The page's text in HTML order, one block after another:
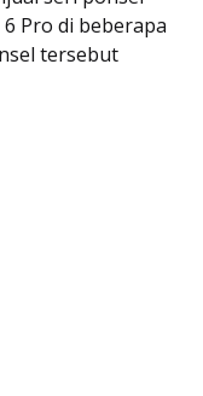
Pro di beberapa
tersebut